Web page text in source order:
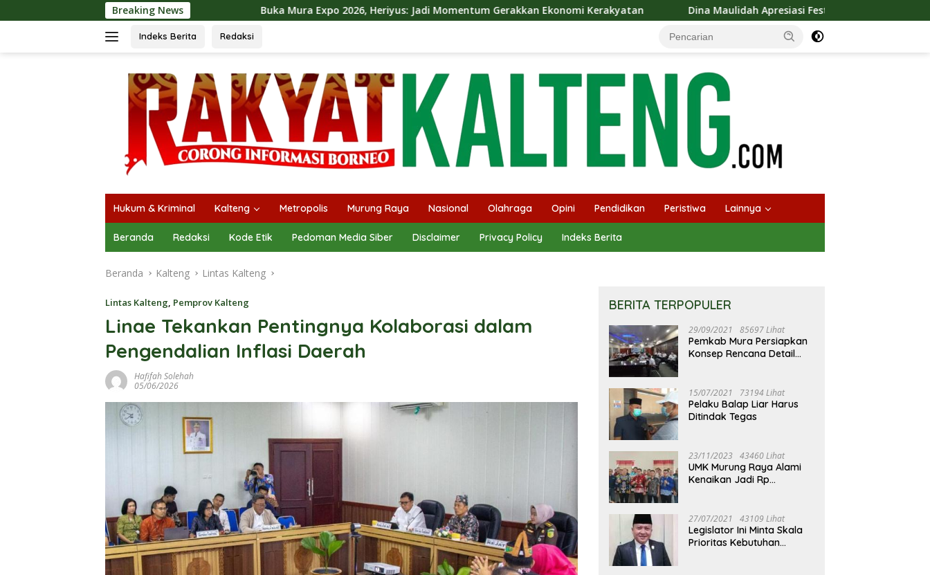
ke
Breaking News
Buka Mura Expo 2026, Heriyus: Jadi Momentum Gerakkan Ekonomi Kerakyatan Dina Maulidah Apresiasi Festival Jajanan Tempo Dulu, Dorong Kuliner
Indeks Berita Redaksi
Hukum & Kriminal Kalteng Metropolis Murung Raya Nasional Olahraga Opini Pendidikan Peristiwa Lainnya
Beranda Redaksi Kode Etik Pedoman Media Siber Disclaimer Privacy Policy Indeks Berita
Beranda Kalteng Lintas Kalteng
Lintas Kalteng, Pemprov Kalteng
Linae Tekankan Pentingnya Kolaborasi dalam
Pengendalian Inflasi Daerah
Hafifah Solehah
05/06/2026
BERITA TERPOPULER
29/09/2021 85697 Lihat
Pemkab Mura Persiapkan
Konsep Rencana Detail
15/07/2021 73194 Lihat
Pelaku Balap Liar Harus
Ditindak Tegas
23/11/2023 43460 Lihat
UMK Murung Raya Alami
Kenaikan Jadi Rp
27/07/2021 43109 Lihat
Legislator Ini Minta Skala
Prioritas Kebutuhan